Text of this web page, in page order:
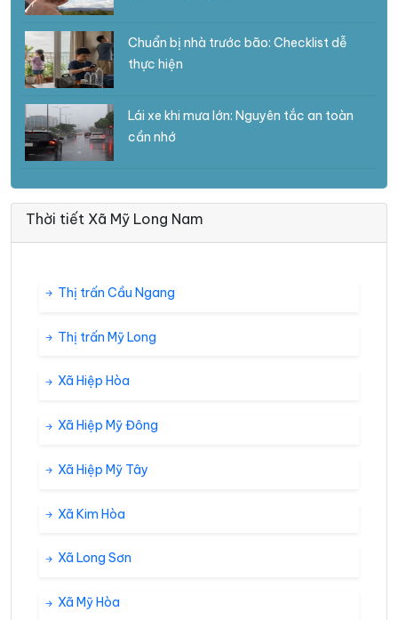
Chuẩn bị nhà trước bão: Checklist dễ
thực hiện
Lái xe khi mưa lớn: Nguyên tắc an toàn
cần nhớ
Thời tiết Xã Mỹ Long Nam
Thị trấn Cầu Ngang
Thị trấn Mỹ Long
Xã Hiệp Hòa
Xã Hiệp Mỹ Đông
Xã Hiệp Mỹ Tây
Xã Kim Hòa
Xã Long Sơn
Xã Mỹ Hòa